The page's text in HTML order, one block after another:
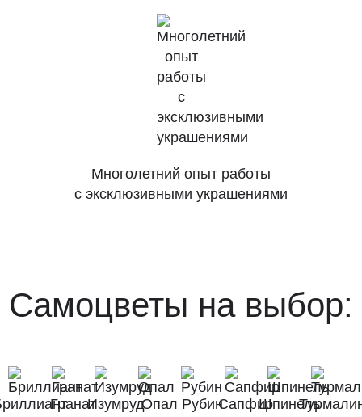
Многолетний опыт работы
с эксклюзивными украшениями
Самоцветы на выбор:
ГранатИзумрудОпал РубинСапфирШпинель